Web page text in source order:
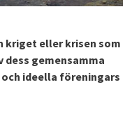
kriget eller krisen som
gemensamma
ideella föreningars